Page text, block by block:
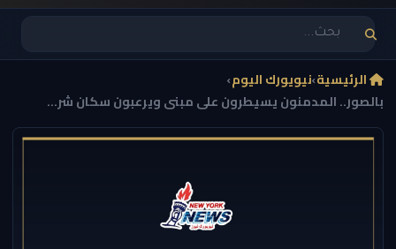
الرئيسية›نيويورك اليوم›
بالصور.. المدمنون يسيطرون على مبنى ويرعبون سكان شر...